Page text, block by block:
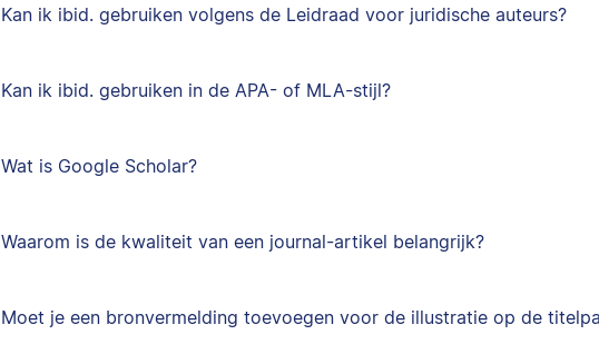
Kan ik ibid. gebruiken volgens de Leidraad voor juridische auteurs?
Kan ik ibid. gebruiken in de APA- of MLA-stijl?
Wat is Google Scholar?
Waarom is de kwaliteit van een journal-artikel belangrijk?
Moet je een bronvermelding toevoegen voor de illustratie op de